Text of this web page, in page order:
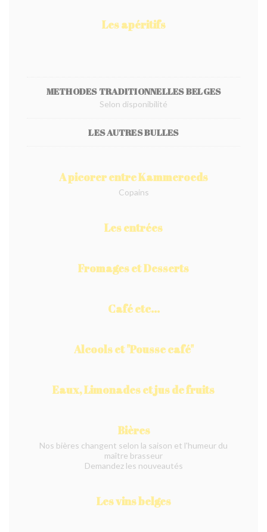
Les apéritifs
METHODES TRADITIONNELLES BELGES
Selon disponibilité
LES AUTRES BULLES
A picorer entre Kammeroeds
Copains
Les entrées
Fromages et Desserts
Café etc...
Alcools et "Pousse café"
Eaux, Limonades et jus de fruits
Bières
Nos bières changent selon la saison et l'humeur du
maître brasseur
Demandez les nouveautés
Les vins belges